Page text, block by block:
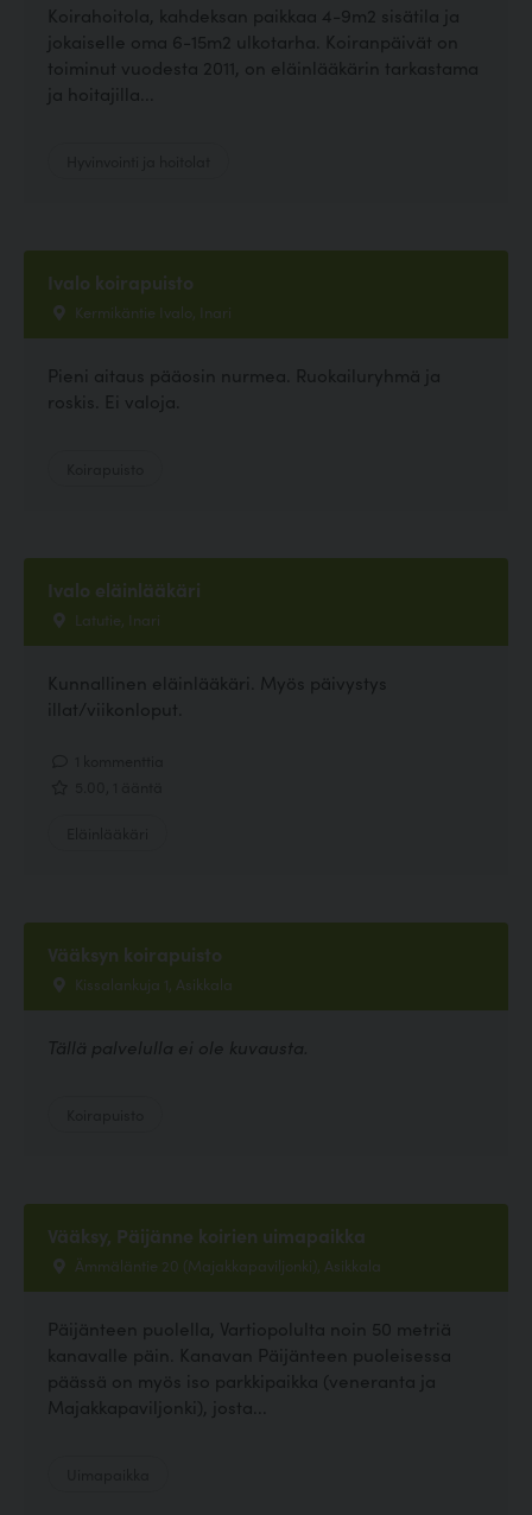
Koirahoitola, kahdeksan paikkaa 4-9m2 sisätila ja
jokaiselle oma 6-15m2 ulkotarha. Koiranpäivät on
toiminut vuodesta 2011, on eläinlääkärin tarkastama
ja hoitajilla...
Ivalo koirapuisto
Kermikäntie Ivalo, Inari
Pieni aitaus pääosin nurmea. Ruokailuryhmä ja
roskis. Ei valoja.
Ivalo eläinlääkäri
Latutie, Inari
Kunnallinen eläinlääkäri. Myös päivystys
illat/viikonloput.
Vääksyn koirapuisto
Kissalankuja 1, Asikkala
Tällä palvelulla ei ole kuvausta.
Vääksy, Päijänne koirien uimapaikka
Ämmäläntie 20 (Majakkapaviljonki), Asikkala
Päijänteen puolella, Vartiopolulta noin 50 metriä
kanavalle päin. Kanavan Päijänteen puoleisessa
päässä on myös iso parkkipaikka (veneranta ja
Majakkapaviljonki), josta...